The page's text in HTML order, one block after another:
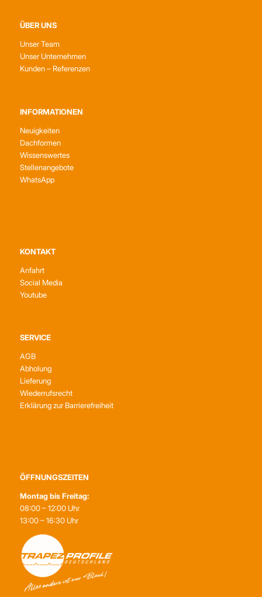
ÜBER UNS
Unser Team
Unser Unternehmen
Kunden – Referenzen
INFORMATIONEN
Neuigkeiten
Dachformen
Wissenswertes
Stellenangebote
WhatsApp
KONTAKT
Anfahrt
Social Media
Youtube
SERVICE
AGB
Abholung
Lieferung
Wiederrufsrecht
Erklärung zur Barrierefreiheit
ÖFFNUNGSZEITEN
Montag bis Freitag:
08:00 – 12:00 Uhr
13:00 – 16:30 Uhr